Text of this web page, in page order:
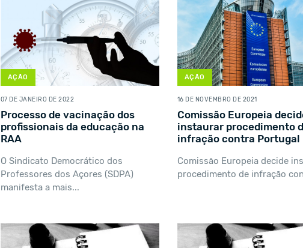
AÇÃO
07 DE JANEIRO DE 2022
Processo de vacinação dos
profissionais da educação na
RAA
O Sindicato Democrático dos
Professores dos Açores (SDPA)
manifesta a mais...
AÇÃO
16 DE NOVEMBRO DE 2021
Comissão Europeia
instaurar procedimento
infração contra Portugal
Comissão Europeia decide
procedimento de infração